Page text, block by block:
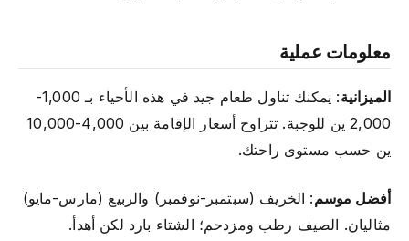
معلومات عملية
الميزانية
: يمكنك تناول طعام جيد في هذه الأحياء بـ 1,000-
2,000 ين للوجبة. تتراوح أسعار الإقامة بين 4,000-10,000
ين حسب مستوى راحتك.
أفضل موسم: الخريف (سبتمبر-نوفمبر) والربيع (مارس-مايو)
مثاليان. الصيف رطب ومزدحم؛ الشتاء بارد لكن أهدأ.